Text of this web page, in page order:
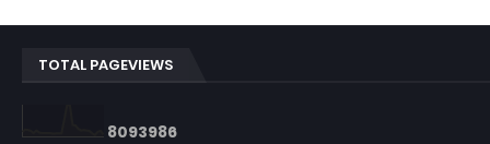
TOTAL PAGEVIEWS
8093986